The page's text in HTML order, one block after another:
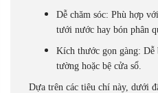
Dễ chăm sóc: Phù hợp
tưới nước hay bón phân
Kích thước gọn gàng:
tường hoặc bệ cửa sổ.
Dựa trên các tiêu chí này, dưới